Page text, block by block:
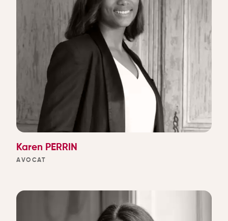
Karen PERRIN
AVOCAT